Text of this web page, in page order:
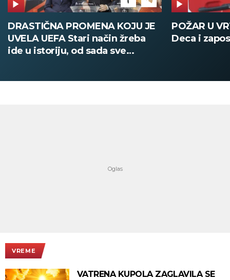
DRASTIČNA PROMENA KOJU JE
UVELA UEFA Stari način žreba
ide u istoriju, od sada sve
POŽAR U
Deca i
VREME
VATRENA KUPOLA ZAGLAVILA SE